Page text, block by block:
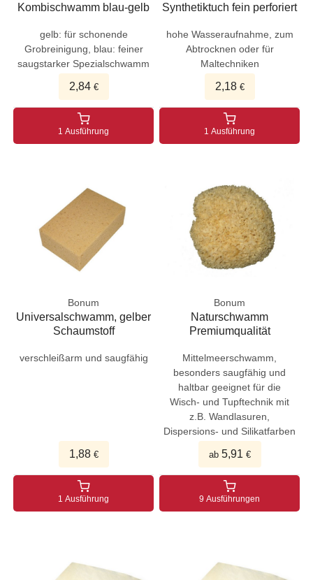
Kombischwamm blau-gelb
gelb: für schonende
Grobreinigung, blau: feiner
saugstarker Spezialschwamm
2,84€
1 Ausführung
Synthetiktuch fein perforiert
hohe Wasseraufnahme, zum
Abtrocknen oder für
Maltechniken
2,18€
1 Ausführung
Bonum
Universalschwamm, gelber
Schaumstoff
verschleißarm und saugfähig
1,88€
1 Ausführung
Bonum
Naturschwamm
Premiumqualität
Mittelmeerschwamm,
besonders saugfähig und
haltbar geeignet für die
Wisch- und Tupftechnik mit
z.B. Wandlasuren,
Dispersions- und Silikatfarben
ab 5,91€
9 Ausführungen